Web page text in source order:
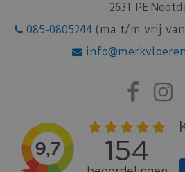
2631 PE
085-0805244 (ma t/m vrij